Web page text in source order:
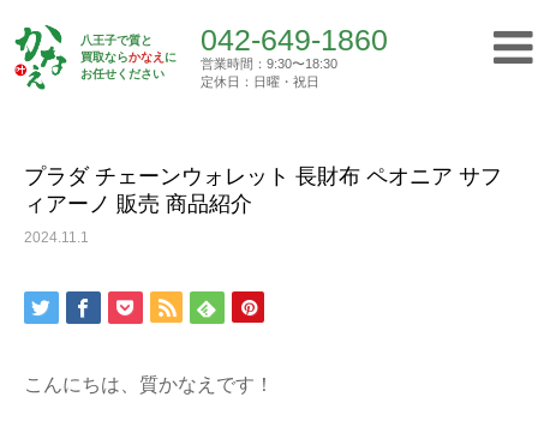
八王子で質と
買取ならかなえ に
お任せください
042-649-1860
営業時間：9:30〜18:30
定休日：日曜・祝日
Top 買取実績 プラダ チェーンウォレット 長財布 ペ…
プラダ チェーンウォレット 長財布 ペオニア サフ
ィアーノ 販売 商品紹介
2024.11.1
こんにちは、質かなえです！
トップ